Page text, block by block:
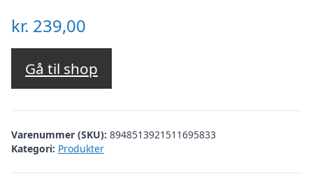
kr. 239,00
Gå til shop
Varenummer (SKU): 8948513921511695833
Kategori: Produkter